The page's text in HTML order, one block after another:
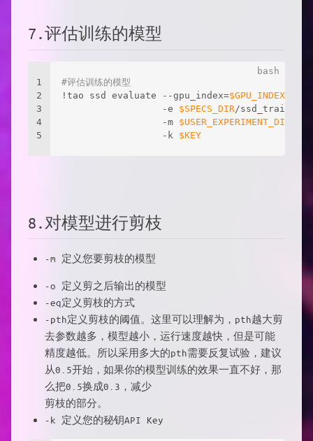
7.评估训练的模型
1
2
3
4
5
#评估训练的模型
!tao ssd evaluate --gpu_index=$GPU_INDEX
                  -e
$SPECS_DIR/
                  -m
$USER_EXPERIMENT_DIR
                  -k
$KEY
8.对模型进行剪枝
-m 定义您要剪枝的模型
-o 定义剪之后输出的模型
-eq定义剪枝的方式
-pth定义剪枝的阈值。这里可以理解为，pth越大剪
去参数越多，模型越小，运行速度越快，但是可能
精度越低。所以采用多大的pth需要反复试验，建议
从0.5开始，如果你的模型训练的效果一直不好，那
么把0.5换成0.3，减少
剪枝的部分。
-k 定义您的秘钥API Key